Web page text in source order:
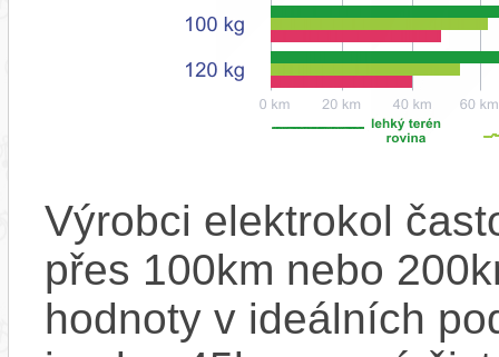
Výrobci elektrokol
přes 100km nebo
hodnoty v ideálních